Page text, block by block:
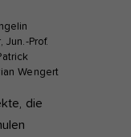
Prof.
Wengert
die